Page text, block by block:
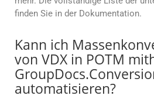
finden Sie in der Dokumentation.
Kann ich
von VDX in POTM
automatisieren?